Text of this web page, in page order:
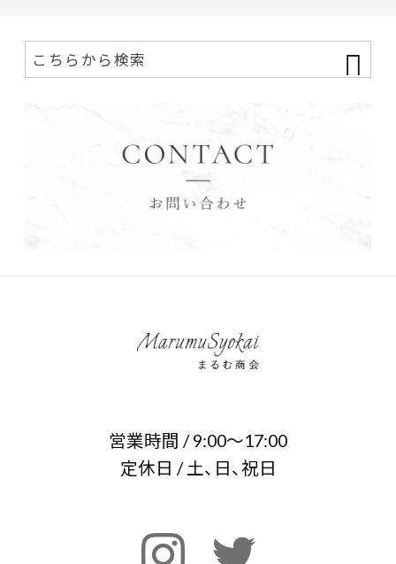
営業時間 / 9:00～17:00
定休日 / 土、日、祝日